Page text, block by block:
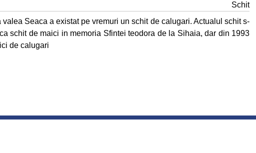
Schit
Seaca a existat pe vremuri un schit de calugari. Actualul schit s-
schit de maici in memoria Sfintei teodora de la Sihaia, dar din 1993
de calugari